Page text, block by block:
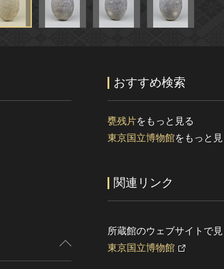
おすすめ検索
甕残片をもっと見る
東京国立博物館をもっと
関連リンク
所蔵館のウェブサイトで
東京国立博物館